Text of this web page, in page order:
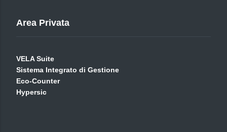
Area Privata
VELA Suite
Sistema Integrato di Gestione
Eco-Counter
Hypersic